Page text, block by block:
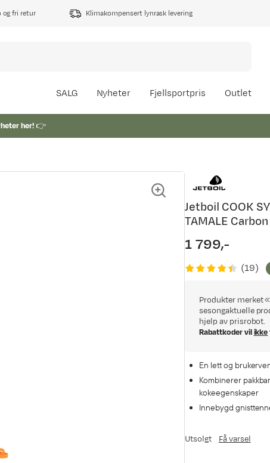
og fri retur Klimakompensert lynrask levering
SALG Nyheter Fjellsportpris Outlet
her!👉
Jetboil COOK
TAMALE Carbon
price
1 799,-
(19)
Produkter merket
sesongaktuelle
hjelp av prisrobot.
Rabattkoder vilikke
En lett og
Kombinerer
kokeegenskaper
Innebygd
Utsolgt Få varsel